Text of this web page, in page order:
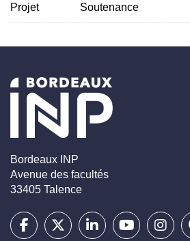
Projet Soutenance
Bordeaux INP
Avenue des facultés
33405 Talence